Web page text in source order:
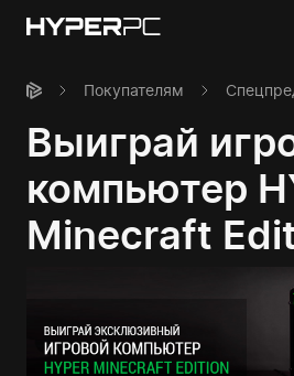
Покупателям
Выиграй
компьютер
Minecraft